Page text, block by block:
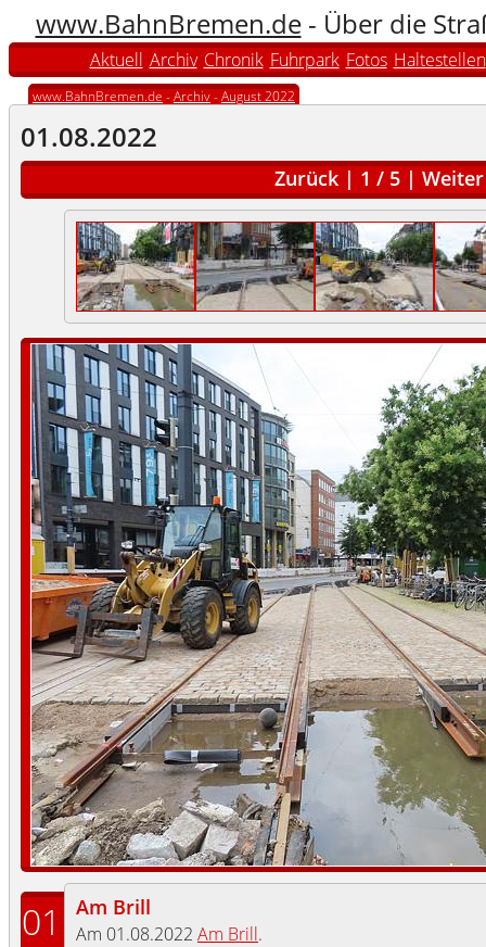
www.BahnBremen.de- Über die
Aktuell Archiv Chronik Fuhrpark Fotos Haltestellen
www.BahnBremen.de -Archiv-August 2022
01.08.2022
Zurück | 1 / 5 | Weiter
01
Am Brill
Am 01.08.2022 Am Brill.